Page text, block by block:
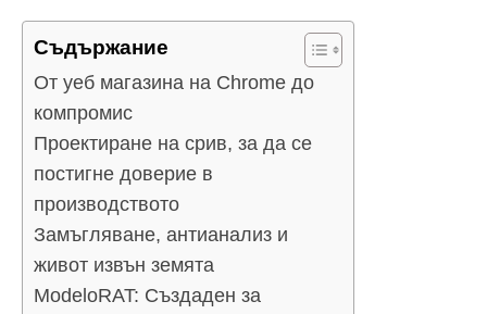
Съдържание
От уеб магазина на Chrome до
компромис
Проектиране на срив, за да се
постигне доверие в
производството
Замъгляване, антианализ и
живот извън земята
ModeloRAT: Създаден за